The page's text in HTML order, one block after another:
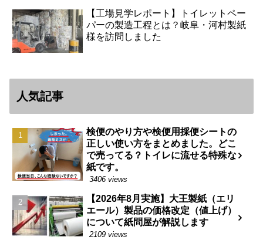
【工場見学レポート】トイレットペー
パーの製造工程とは？岐阜・河村製紙
様を訪問しました
人気記事
検便のやり方や検便用採便シートの
正しい使い方をまとめました。どこ
で売ってる？トイレに流せる特殊な
紙です。
3406 views
【2026年8月実施】大王製紙（エリ
エール）製品の価格改定（値上げ）
について紙問屋が解説します
2109 views